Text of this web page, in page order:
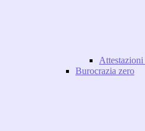
Burocrazia zero